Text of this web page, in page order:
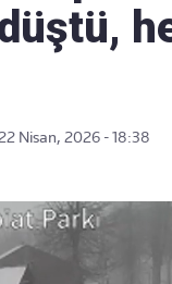
düştü,
Nisan, 2026 - 18:38